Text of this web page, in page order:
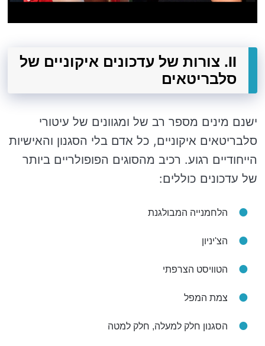
II. צורות של עדכונים איקוניים של
סלבריטאים
ישנם מינים מספר רב של ומגוונים של עיטורי
סלבריטאים איקוניים, כל אדם בלי הסגנון והאישיות
הייחודיים רגוע. רכיב מהסוגים הפופולריים ביותר
של עדכונים כוללים:
הלחמנייה המבולגנת
הצ'יניון
הטוויסט הצרפתי
צמת המפל
הסגנון חלק למעלה, חלק למטה